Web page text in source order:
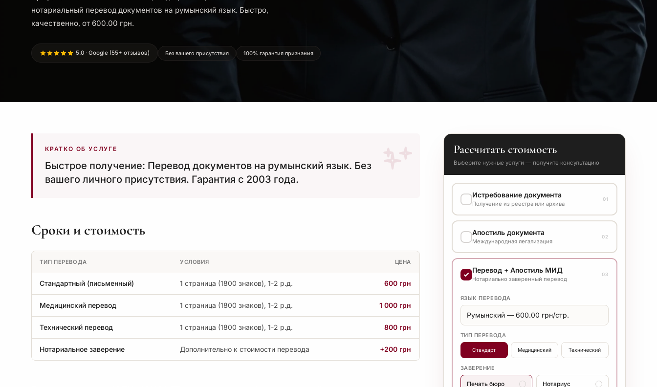
нотариальный перевод документов на румынский язык. Быстро,
качественно, от 600.00 грн.
5.0 · Google (55+ отзывов) Без вашего присутствия 100% гарантия признания
КРАТКО ОБ УСЛУГЕ
Быстрое получение: Перевод документов на румынский язык. Без
вашего личного присутствия. Гарантия с 2003 года.
Сроки и стоимость
ТИП ПЕРЕВОДА УСЛОВИЯ ЦЕНА
Стандартный (письменный) 1 страница (1800 знаков), 1-2 р.д. 600 грн
Медицинский перевод 1 страница (1800 знаков), 1-2 р.д. 1 000 грн
Технический перевод 1 страница (1800 знаков), 1-2 р.д. 800 грн
Нотариальное заверение Дополнительно к стоимости перевода +200 грн
Рассчитать стоимость
Выберите нужные услуги — получите консультацию
Истребование документа
Получение из реестра или архива
01
ВАРИАНТ ВЫПОЛНЕНИЯ
Уточняйте стоимость у менеджера
Апостиль документа
Международная легализация
02
ВАРИАНТ ВЫПОЛНЕНИЯ
Уточняйте стоимость у менеджера
Перевод + Апостиль МИД
Нотариально заверенный перевод
03
ЯЗЫК ПЕРЕВОДА
ТИП ПЕРЕВОДА
Стандарт Медицинский Технический
ЗАВЕРЕНИЕ
Печать бюро Нотариус